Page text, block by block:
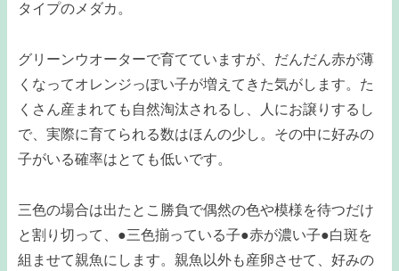
タイプのメダカ。
グリーンウオーターで育てていますが、だんだん赤が薄
くなってオレンジっぽい子が増えてきた気がします。た
くさん産まれても自然淘汰されるし、人にお譲りするし
で、実際に育てられる数はほんの少し。その中に好みの
子がいる確率はとても低いです。
三色の場合は出たとこ勝負で偶然の色や模様を待つだけ
と割り切って、●三色揃っている子●赤が濃い子●白斑を
組ませて親魚にします。親魚以外も産卵させて、好みの